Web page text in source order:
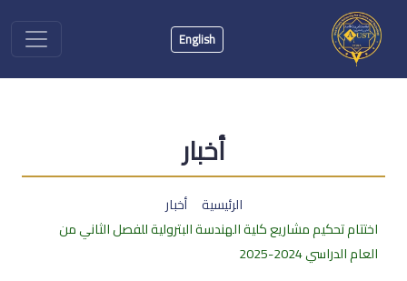
English
أخبار
الرئيسية
أخبار
اختتام تحكيم مشاريع كلية الهندسة البترولية للفصل الثاني من
العام الدراسي 2024-2025